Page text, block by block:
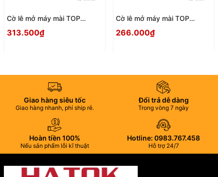
Cờ lê mở máy mài TOP
313.500₫
Cờ lê mở máy mài TOP
266.000₫
Giao hàng siêu tốc
Giao hàng nhanh, phí ship rẻ.
Đổi trả dễ dàng
Trong vòng 7 ngày
Hoàn tiền 100%
Nếu sản phẩm lỗi kĩ thuật
Hotline: 0983.767.458
Hỗ trợ 24/7